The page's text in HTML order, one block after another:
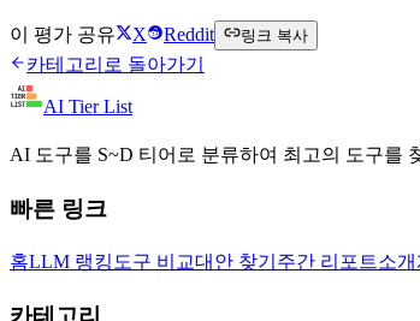
이 평가 공유 X Reddit 링크 복사
카테고리로 돌아가기
AI Tier List
AI 도구를 S~D 티어로 분류하여 최고의 도구를
빠른 링크
홈LLM 랭킹 도구 비교대안 찾기 주간 리포트소개
카테고리